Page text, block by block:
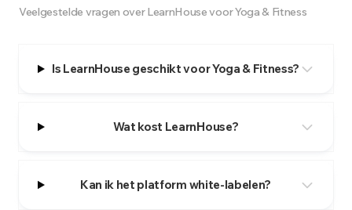
Veelgestelde vragen over LearnHouse voor Yoga & Fitness
Is LearnHouse geschikt voor Yoga & Fitness?
Wat kost LearnHouse?
Kan ik het platform white-labelen?